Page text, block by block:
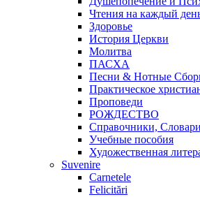
Чтения на каждый
Здоровье
История Церкви
Молитва
ПАСХА
Песни & Нотные
Практическое
Проповеди
РОЖДЕСТВО
Справочники,
Учебные пособия
Художественная
Suvenire
Carnetele
Felicitări